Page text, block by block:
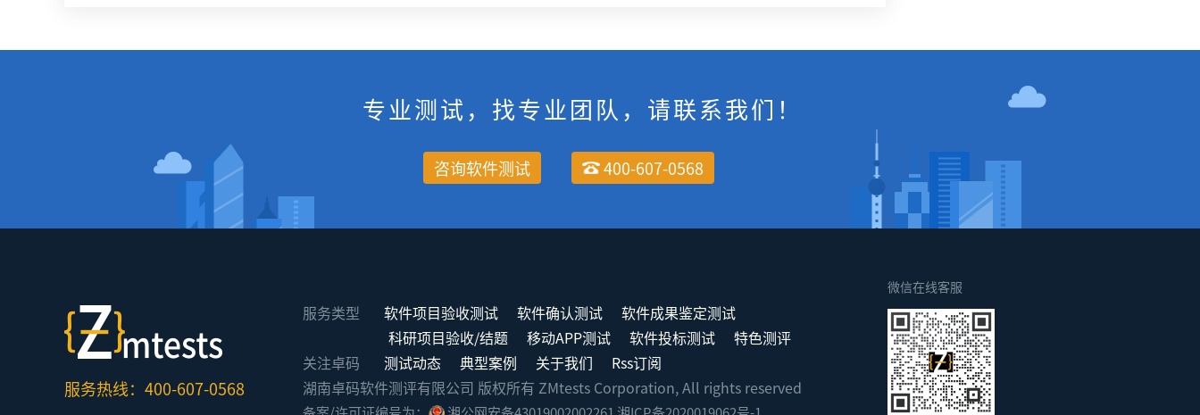
专业测试，找专业团队，请联系我们！
咨询软件测试 400-607-0568
服务热线：400-607-0568
服务类型 软件项目验收测试 软件确认测试
软件成果鉴定测试
科研项目验收/结题
移动APP测试 软件投标测试
特色测评
关注卓码
测试动态 典型案例 关于我们
Rss订阅
湖南卓码软件测评有限公司 版权所有 ZMtests Corporation, All rights reserved
微信在线客服